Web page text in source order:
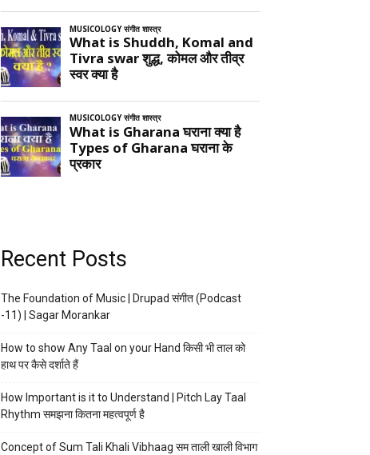
Recent Posts
The Foundation of Music | Drupad संगीत (Podcast
-11) | Sagar Morankar
How to show Any Taal on your Hand किसी भी ताल को
हाथ पर कैसे दर्शाते हैं
How Important is it to Understand | Pitch Lay Taal
Rhythm समझना कितना महत्वपूर्ण है
Concept of Sum Tali Khali Vibhaag सम ताली खाली विभाग